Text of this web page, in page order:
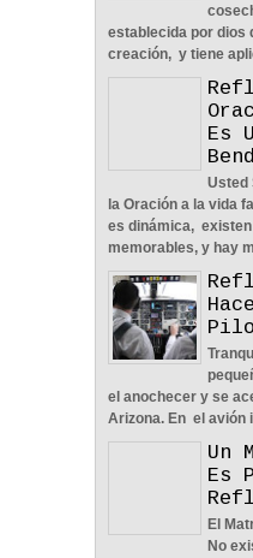
POLÍTICA
25 Aug 2023
La Amistad
Reflexión
04 Jun 2022
Nos Toca
Camino,
Reflexión
2022
La ley
establecida por dios
creación, y tiene
Es
Usted
la Oración a la vida
es dinámica, existen
memorables, y hay
el anochecer y se
Arizona. En el avión
Un
Es
El